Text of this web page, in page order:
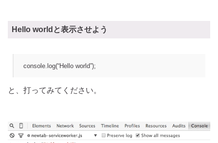
Hello worldと表示させよう
console.log(“Hello world”);
と、打ってみてください。